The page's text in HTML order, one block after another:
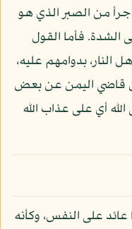
من الصبر الذي هو
فأما القول
بدوامهم عليه،
قاضي اليمن عن بعض
أي على عذاب الله
عائد على النفس، وكأنه